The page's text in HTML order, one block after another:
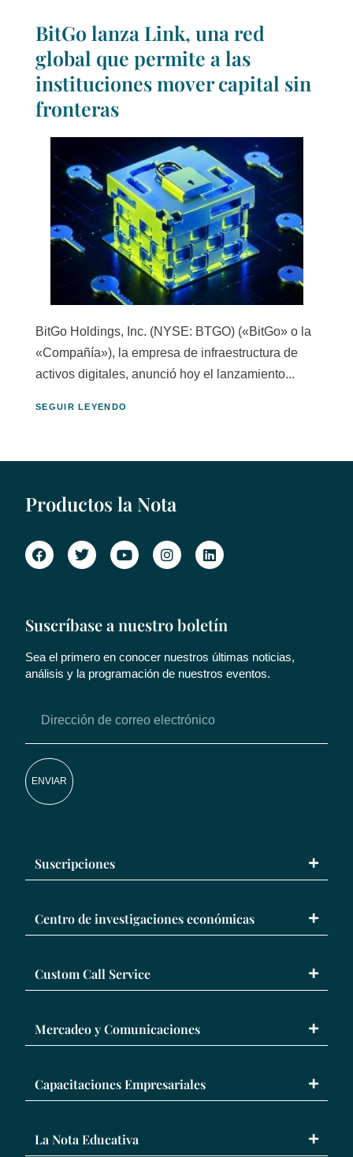
BitGo lanza Link, una red
global que permite a las
instituciones mover capital sin
fronteras
BitGo Holdings, Inc. (NYSE: BTGO) («BitGo» o la
«Compañía»), la empresa de infraestructura de
activos digitales, anunció hoy el lanzamiento...
SEGUIR LEYENDO
Productos la Nota
Suscríbase a nuestro boletín
Sea el primero en conocer nuestros últimas noticias,
análisis y la programación de nuestros eventos.
ENVIAR
Suscripciones
Centro de investigaciones económicas
Custom Call Service
Mercadeo y Comunicaciones
Capacitaciones Empresariales
La Nota Educativa